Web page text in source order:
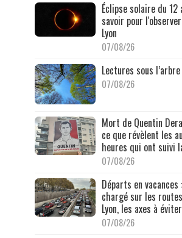
Éclipse solaire du
savoir pour
Lyon
07/08/26
Lectures sous
07/08/26
Mort de Quentin
ce que révèlent les
heures qui ont suivi
07/08/26
Départs en vacances
chargé sur les
Lyon, les axes à éviter
07/08/26